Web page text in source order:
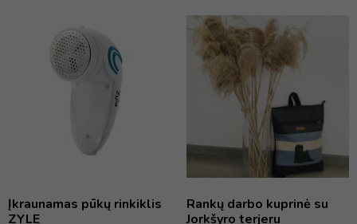
Įkraunamas pūkų rinkiklis
ZYLE
Rankų darbo kuprinė su
Jorkšyro terjeru